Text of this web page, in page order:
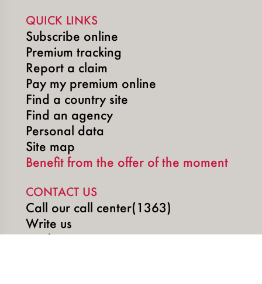
QUICK LINKS
Subscribe online
Premium tracking
Report a claim
Pay my premium online
Find a country site
Find an agency
Personal data
Site map
Benefit from the offer of the moment
CONTACT US
Call our call center(1363)
Write us
Book an appointment